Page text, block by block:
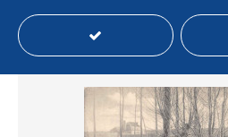
Estatus